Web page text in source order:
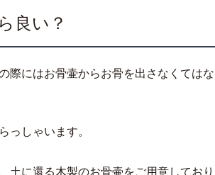
良い？
際にはお骨壷からお骨を出さなくてはな
っしゃいます。
土に還る木製のお骨壷をご用意しており